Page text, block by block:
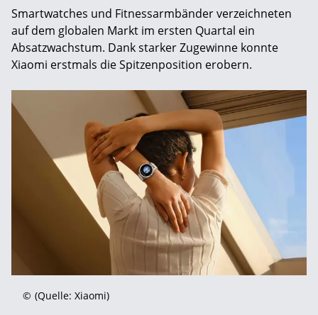
Smartwatches und Fitnessarmbänder verzeichneten
auf dem globalen Markt im ersten Quartal ein
Absatzwachstum. Dank starker Zugewinne konnte
Xiaomi erstmals die Spitzenposition erobern.
© (Quelle: Xiaomi)